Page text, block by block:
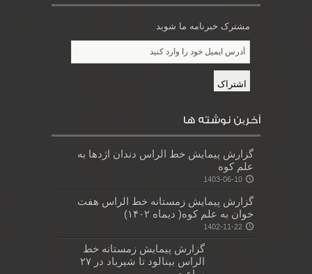
مشترک خبرنامه ما شوید
آخرین نوشته ها
گزارش پیمایش خط الراس دندان اژدها به
علم کوه
1403-06-10
گزارش پیمایش زمستانه خط الراس هفت
خوان به علم کوه( دیماه ۱۴۰۲)
1402-11-22
گزارش پیمایش زمستانه خط
الراس بینالود تا شیرباد در ۲۷